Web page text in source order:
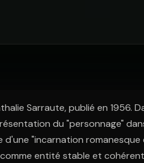
Sarraute, publié en 1956.
du "personnage"
"incarnation romanesque
entité stable et